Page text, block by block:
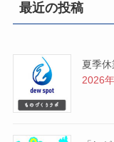
最近の投稿
夏季
2026